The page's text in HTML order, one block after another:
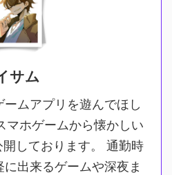
サム
ムアプリを遊んでほし
マホゲームから懐かしい
しております。 通勤時
出来るゲームや深夜ま